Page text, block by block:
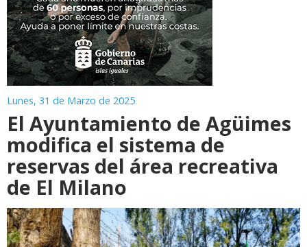
Lunes, 31 de Marzo de 2025
El Ayuntamiento de Agüimes
modifica el sistema de
reservas del área recreativa
de El Milano